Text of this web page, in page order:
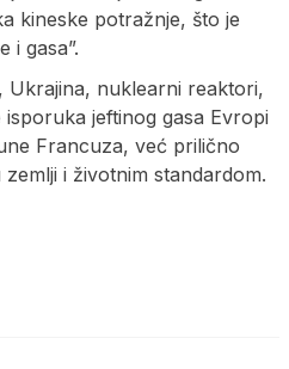
kineske potražnje, što je
i gasa”.
Ukrajina, nuklearni reaktori,
jeftinog gasa Evropi
Francuza, već prilično
i životnim standardom.